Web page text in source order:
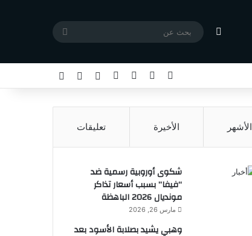
مقال عشوائي
بحث
فيسبوك يوتيوب انستقرامتسجيل الدخول
مقال عشوائي
الأشهر الأخيرة تعليقات
شكوى أوروبية رسمية ضد
“فيفا” بسبب أسعار تذاكر
مونديال 2026 الباهظة
مارس 26, 2026
وهبي يشيد بصلابة الأسود بعد